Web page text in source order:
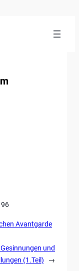
Avantgarde
und
(1.Teil)
→